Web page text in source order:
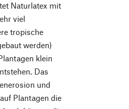
Naturlatex mit
viel
tropische
werden)
klein
Das
und
Plantagen die